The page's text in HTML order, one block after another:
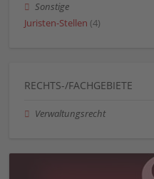
Sonstige
Juristen-Stellen (4)
RECHTS-/FACHGEBIETE
Verwaltungsrecht